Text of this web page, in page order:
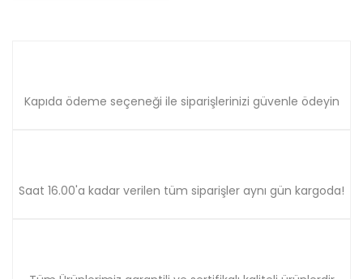
Kapıda ödeme seçeneği ile siparişlerinizi güvenle ödeyin
Saat 16.00'a kadar verilen tüm siparişler aynı gün kargoda!